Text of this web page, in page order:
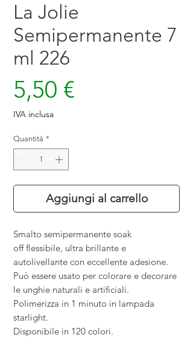
La Jolie
Semipermanente 7
ml 226
5,50 €
IVA inclusa
Quantità *
Aggiungi al carrello
Smalto semipermanente soak
off flessibile, ultra brillante e
autolivellante con eccellente adesione.
Può essere usato per colorare e decorare
le unghie naturali e artificiali.
Polimerizza in 1 minuto in lampada
starlight.
Disponibile in 120 colori.